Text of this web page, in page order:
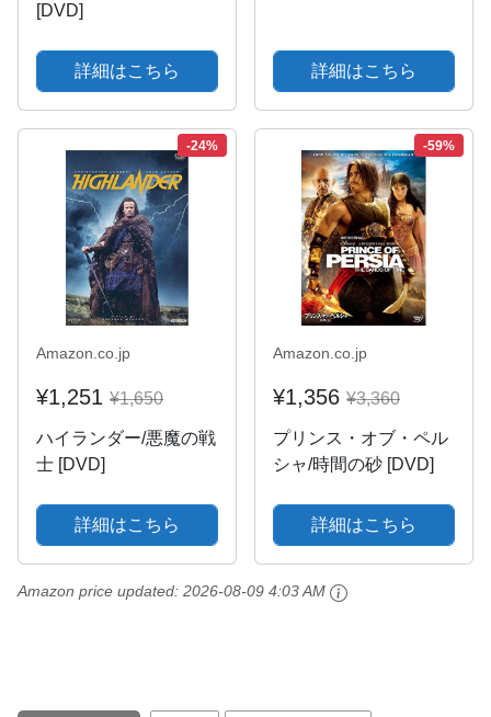
[DVD]
詳細はこちら 詳細はこちら
-24%
Amazon.co.jp
¥1,251 ¥1,650
ハイランダー/悪魔の戦
士 [DVD]
詳細はこちら
-59%
Amazon.co.jp
¥1,356 ¥3,360
プリンス・オブ・ペル
シャ/時間の砂 [DVD]
詳細はこちら
Amazon price updated: 2026-08-09 4:03 AM